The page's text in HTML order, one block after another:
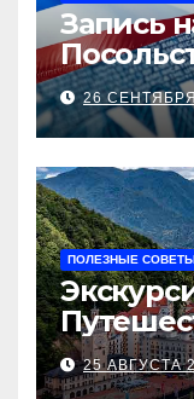
Запись
26
ПОЛЕЗНЫЕ
25 АВГУСТА